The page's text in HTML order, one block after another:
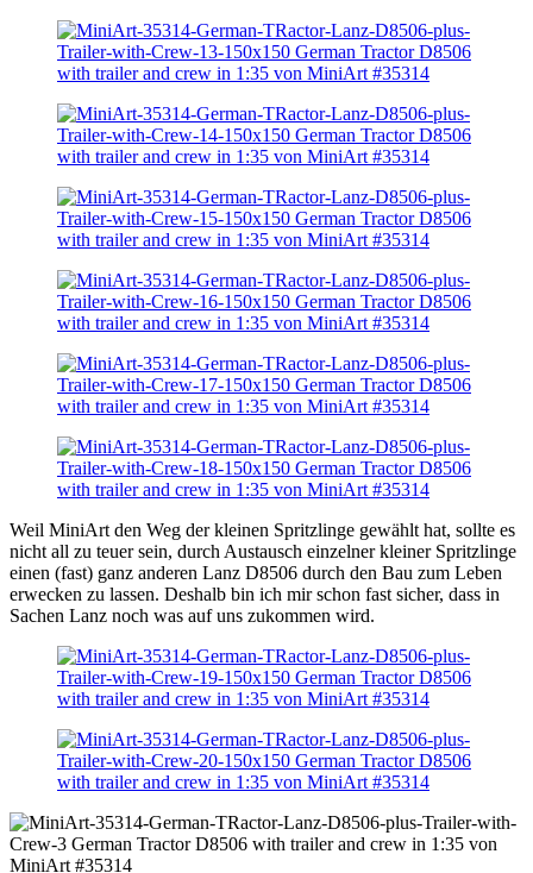
Weil MiniArt den Weg der kleinen Spritzlinge gewählt hat, sollte es
nicht all zu teuer sein, durch Austausch einzelner kleiner Spritzlinge
einen (fast) ganz anderen Lanz D8506 durch den Bau zum Leben
erwecken zu lassen. Deshalb bin ich mir schon fast sicher, dass in
Sachen Lanz noch was auf uns zukommen wird.